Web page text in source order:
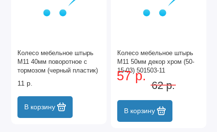
Колесо мебельное штырь
М11 40мм поворотное с
тормозом (черный пластик)
6110040
11 р.
В корзину
Колесо мебельное штырь
М11 50мм декор хром (50-
15-03) 501503-11
57 р.
62 р.
В корзину